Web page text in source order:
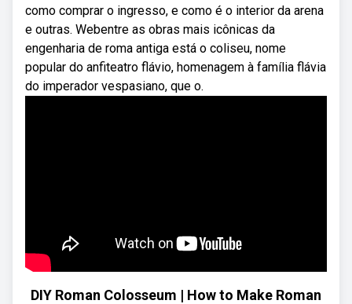
como comprar o ingresso, e como é o interior da arena
e outras. Webentre as obras mais icônicas da
engenharia de roma antiga está o coliseu, nome
popular do anfiteatro flávio, homenagem à família flávia
do imperador vespasiano, que o.
DIY Roman Colosseum | How to Make Roman